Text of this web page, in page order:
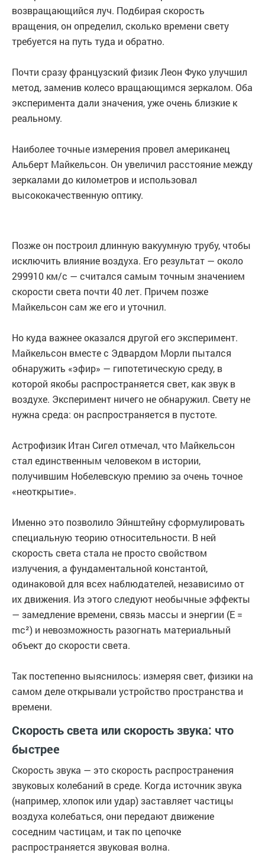
возвращающийся луч. Подбирая скорость
вращения, он определил, сколько времени свету
требуется на путь туда и обратно.
Почти сразу французский физик Леон Фуко улучшил
метод, заменив колесо вращающимся зеркалом. Оба
эксперимента дали значения, уже очень близкие к
реальному.
Наиболее точные измерения провел американец
Альберт Майкельсон. Он увеличил расстояние между
зеркалами до километров и использовал
высококачественную оптику.
Позже он построил длинную вакуумную трубу, чтобы
исключить влияние воздуха. Его результат — около
299910 км/с — считался самым точным значением
скорости света почти 40 лет. Причем позже
Майкельсон сам же его и уточнил.
Но куда важнее оказался другой его эксперимент.
Майкельсон вместе с Эдвардом Морли пытался
обнаружить «эфир» — гипотетическую среду, в
которой якобы распространяется свет, как звук в
воздухе. Эксперимент ничего не обнаружил. Свету не
нужна среда: он распространяется в пустоте.
Астрофизик Итан Сигел отмечал, что Майкельсон
стал единственным человеком в истории,
получившим Нобелевскую премию за очень точное
«неоткрытие».
Именно это позволило Эйнштейну сформулировать
специальную теорию относительности. В ней
скорость света стала не просто свойством
излучения, а фундаментальной константой,
одинаковой для всех наблюдателей, независимо от
их движения. Из этого следуют необычные эффекты
— замедление времени, связь массы и энергии (E =
mc²) и невозможность разогнать материальный
объект до скорости света.
Так постепенно выяснилось: измеряя свет, физики на
самом деле открывали устройство пространства и
времени.
Скорость света или скорость звука: что
быстрее
Скорость звука — это скорость распространения
звуковых колебаний в среде. Когда источник звука
(например, хлопок или удар) заставляет частицы
воздуха колебаться, они передают движение
соседним частицам, и так по цепочке
распространяется звуковая волна.